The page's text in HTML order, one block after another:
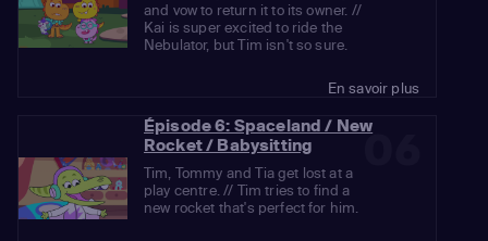
and vow to return it to its owner. //
Kai is super excited to ride the
Nebulator, but Tim isn't so sure.
En savoir plus
06
Épisode 6: Spaceland / New
Rocket / Babysitting
Tim, Tommy and Tia get lost at a
play centre. // Tim tries to find a
new rocket that's perfect for him.